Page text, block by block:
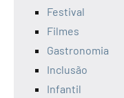
Festival
Filmes
Gastronomia
Inclusão
Infantil